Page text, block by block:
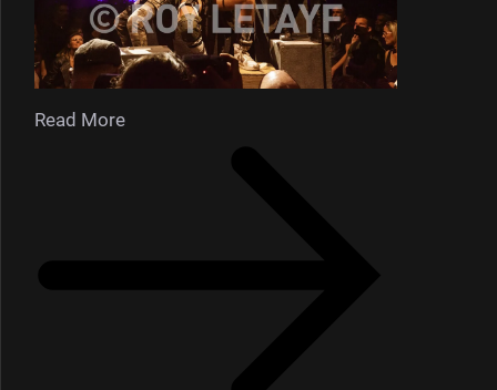
Read More